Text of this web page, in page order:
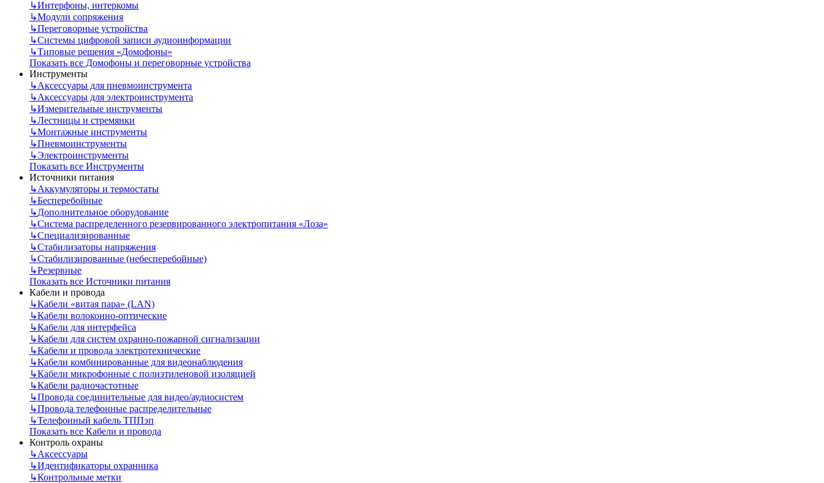
↳Интерфоны, интеркомы
↳Модули сопряжения
↳Переговорные устройства
↳Системы цифровой записи аудиоинформации
↳Типовые решения «Домофоны»
Показать все Домофоны и переговорные устройства
Инструменты
↳Аксессуары для пневмоинструмента
↳Аксессуары для электроинструмента
↳Измерительные инструменты
↳Лестницы и стремянки
↳Монтажные инструменты
↳Пневмоинструменты
↳Электроинструменты
Показать все Инструменты
Источники питания
↳Аккумуляторы и термостаты
↳Бесперебойные
↳Дополнительное оборудование
↳Система распределенного резервированного электропитания «Лоза»
↳Специализированные
↳Стабилизаторы напряжения
↳Стабилизированные (небесперебойные)
↳Резервные
Показать все Источники питания
Кабели и провода
↳Кабели «витая пара» (LAN)
↳Кабели волоконно-оптические
↳Кабели для интерфейса
↳Кабели для систем охранно-пожарной сигнализации
↳Кабели и провода электротехнические
↳Кабели комбинированные для видеонаблюдения
↳Кабели микрофонные с полиэтиленовой изоляцией
↳Кабели радиочастотные
↳Провода соединительные для видео/аудиосистем
↳Провода телефонные распределительные
↳Телефонный кабель ТППэп
Показать все Кабели и провода
Контроль охраны
↳Аксессуары
↳Идентификаторы охранника
↳Контрольные метки